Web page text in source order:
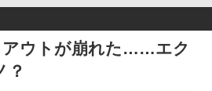
アウトが崩れた……エク
？